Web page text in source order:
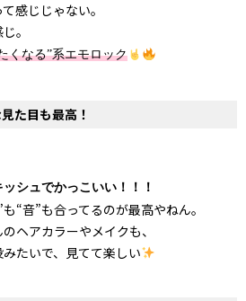
感じじゃない。
。
くなる”系エモロック
た目も最高！
シュでかっこいい！！！
“音”も合ってるのが最高やねん。
ヘアカラーやメイクも、
たいで、見てて楽しい